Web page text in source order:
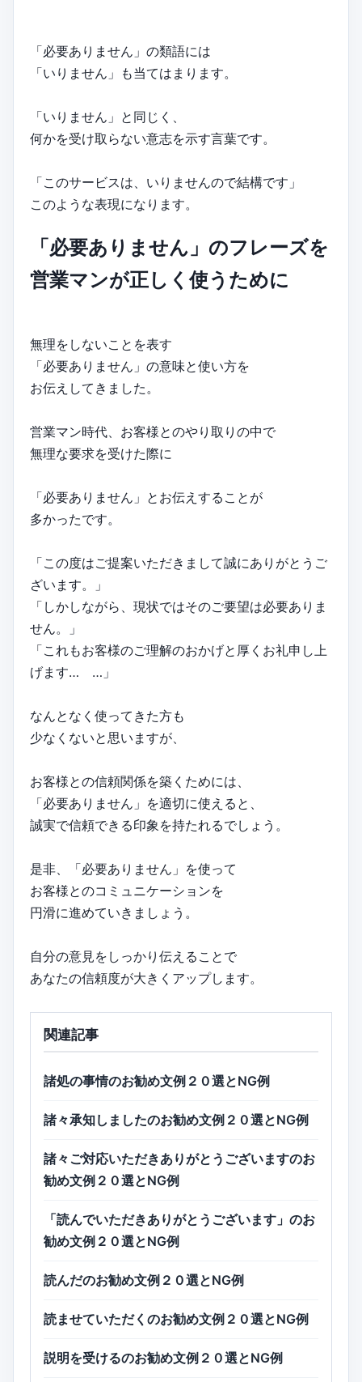
「必要ありません」の類語には
「いりません」も当てはまります。
「いりません」と同じく、
何かを受け取らない意志を示す言葉です。
「このサービスは、いりませんので結構です」
このような表現になります。
「必要ありません」のフレーズを
営業マンが正しく使うために
無理をしないことを表す
「必要ありません」の意味と使い方を
お伝えしてきました。
営業マン時代、お客様とのやり取りの中で
無理な要求を受けた際に
「必要ありません」とお伝えすることが
多かったです。
「この度はご提案いただきまして誠にありがとうご
ざいます。」
「しかしながら、現状ではそのご要望は必要ありま
せん。」
「これもお客様のご理解のおかげと厚くお礼申し上
げます… …」
なんとなく使ってきた方も
少なくないと思いますが、
お客様との信頼関係を築くためには、
「必要ありません」を適切に使えると、
誠実で信頼できる印象を持たれるでしょう。
是非、「必要ありません」を使って
お客様とのコミュニケーションを
円滑に進めていきましょう。
自分の意見をしっかり伝えることで
あなたの信頼度が大きくアップします。
関連記事
諸処の事情のお勧め文例２０選とNG例
諸々承知しましたのお勧め文例２０選とNG例
諸々ご対応いただきありがとうございますのお
勧め文例２０選とNG例
「読んでいただきありがとうございます」のお
勧め文例２０選とNG例
読んだのお勧め文例２０選とNG例
読ませていただくのお勧め文例２０選とNG例
説明を受けるのお勧め文例２０選とNG例